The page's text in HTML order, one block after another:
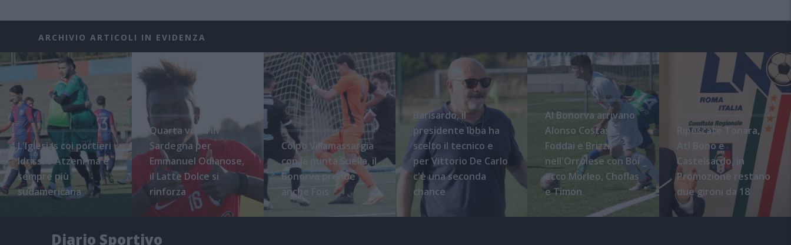
ARCHIVIO ARTICOLI IN EVIDENZA
L'Iglesias coi portieri
Idrissi e Atzeni ma è
sempre più
sudamericana
Quarta volta in
Sardegna per
Emmanuel Odianose,
il Latte Dolce si
rinforza
Colpo Villamassargia
con la punta Suella, il
Bonorva prende
anche Fois
Barisardo, il
presidente Ibba ha
scelto il tecnico e
per Vittorio De Carlo
c'è una seconda
chance
Al Bonorva arrivano
Alonso Costas,
Foddai e Brizzi,
nell'Orrolese con Boi
ecco Morleo, Choflas
e Timon
Ripescate Tonara,
Atl Bono e
Castelsardo, in
Promozione restano
due gironi da 18
Diario Sportivo